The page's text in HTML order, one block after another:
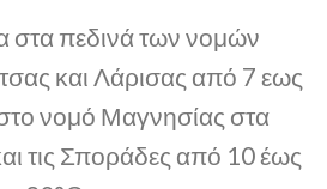
στα πεδινά των νομών
και Λάρισας από 7 εως
νομό Μαγνησίας στα
τις Σποράδες από 10 έως